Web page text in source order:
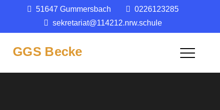
springen
content
51647 Gummersbach
0226123285
sekretariat@114212.nrw.schule
GGS Becke